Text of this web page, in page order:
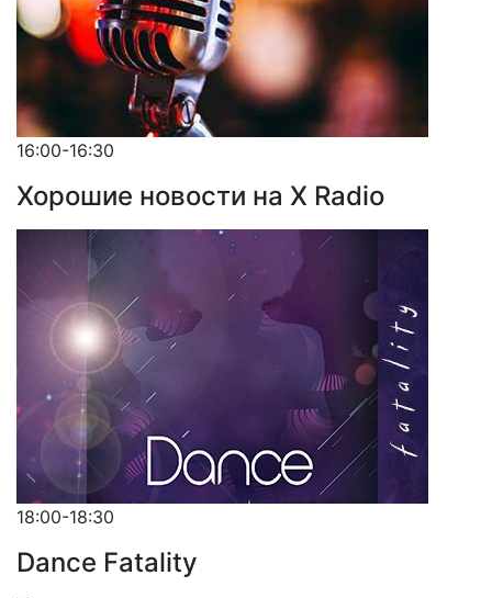
16:00-16:30
Хорошие новости на X Radio
18:00-18:30
Dance Fatality